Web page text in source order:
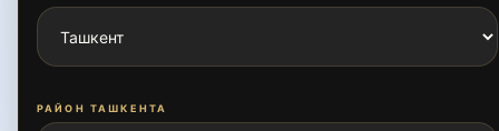
РАЙОН ТАШКЕНТА